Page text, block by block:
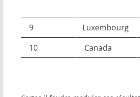
9
Luxembourg
10
Canada